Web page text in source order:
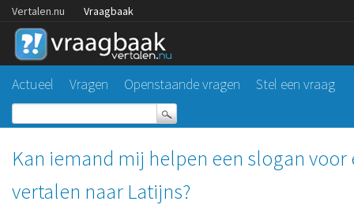
Vertalen.nu Vraagbaak
Actueel Vragen Openstaande vragen Stel een vraag
Kan iemand mij helpen een slogan
vertalen naar Latijns?